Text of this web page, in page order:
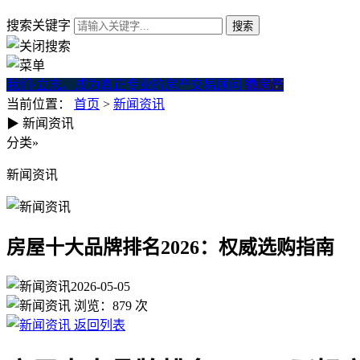
搜索关键字
我们·立志。成为真正专业的房产交易顾问 微房产
当前位置： 首页 > 新闻资讯
房屋十大品牌排名2026：权威
▶ 新闻资讯
分类»
新闻资讯
房屋十大品牌排名2026：权威选购指南
2026-05-05
浏览： 879 次
返回列表